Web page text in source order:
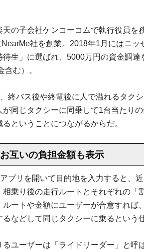
天の子会社ケンコーコムで執行役員を
社を創業。2018年1月にはニ
生」に選ばれ、5000万円の資金調
む）。
終バス後や終電後に人で溢れるタク
が同じタクシーに同乗して1台当たり
ということにつながるからだ。
互いの負担金額も表示
プリを開いて目的地を入力すると、
乗り後の走行ルートとそれぞれの「
ルートや金額にユーザーが合意すれば
などして同じタクシーに乗るという
るユーザーは「ライドリーダー」と呼